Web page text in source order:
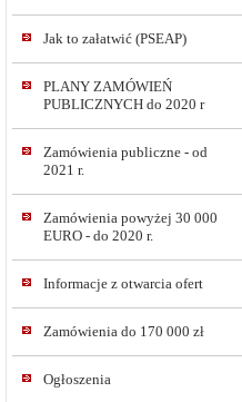
Jak to załatwić (PSEAP)
PLANY ZAMÓWIEŃ
PUBLICZNYCH do 2020 r
Zamówienia publiczne - od
2021 r.
Zamówienia powyżej 30 000
EURO - do 2020 r.
Informacje z otwarcia ofert
Zamówienia do 170 000 zł
Ogłoszenia